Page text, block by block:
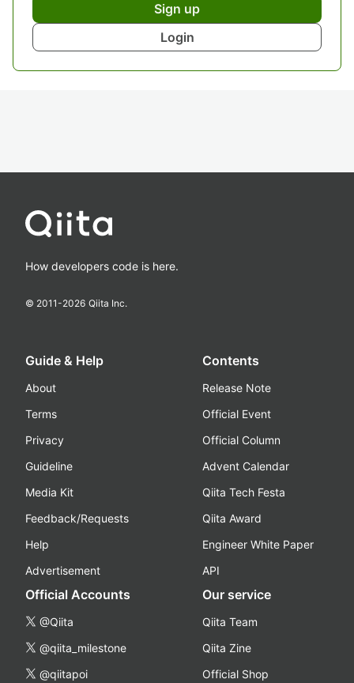
Sign up
Login
How developers code is here.
© 2011-2026 Qiita Inc.
Guide & Help
About
Terms
Privacy
Guideline
Media Kit
Feedback/Requests
Help
Advertisement
Contents
Release Note
Official Event
Official Column
Advent Calendar
Qiita Tech Festa
Qiita Award
Engineer White Paper
API
Official Accounts
@Qiita
@qiita_milestone
@qiitapoi
Our service
Qiita Team
Qiita Zine
Official Shop